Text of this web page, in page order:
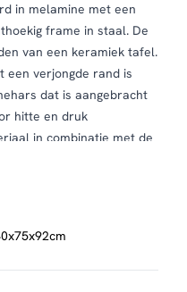
in melamine met een
frame in staal. De
van een keramiek tafel.
een verjongde rand is
dat is aangebracht
hitte en druk
in combinatie met de